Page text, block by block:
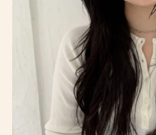
PRICE
INFORMATION
ABOUT